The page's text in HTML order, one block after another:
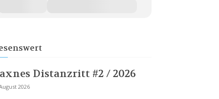
Distanzritt #2 / 2026
2026